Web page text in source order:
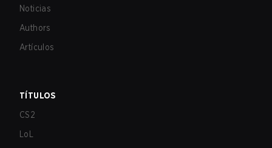
Noticias
Authors
Artículos
TÍTULOS
CS2
LoL